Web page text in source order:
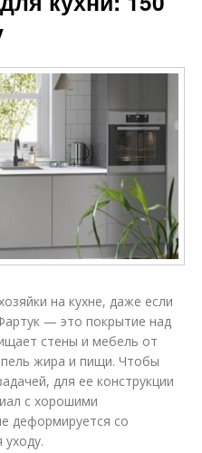
на кухне, даже если
— это покрытие над
стены и мебель от
жира и пищи. Чтобы
для ее конструкции
с хорошими
деформируется со